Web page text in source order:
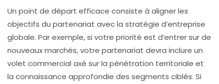
Un point de départ efficace consiste à aligner les
objectifs du partenariat avec la stratégie d’entreprise
globale. Par exemple, si votre priorité est d’entrer sur de
nouveaux marchés, votre partenariat devra inclure un
volet commercial axé sur la pénétration territoriale et
la connaissance approfondie des segments ciblés. Si